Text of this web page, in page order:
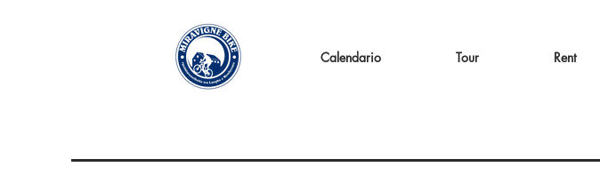
Calendario Tour Rent